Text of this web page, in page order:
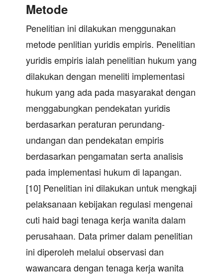
Metode
Penelitian ini dilakukan menggunakan
metode penlitian yuridis empiris. Penelitian
yuridis empiris ialah penelitian hukum yang
dilakukan dengan meneliti implementasi
hukum yang ada pada masyarakat dengan
menggabungkan pendekatan yuridis
berdasarkan peraturan perundang-
undangan dan pendekatan empiris
berdasarkan pengamatan serta analisis
pada implementasi hukum di lapangan.
[10] Penelitian ini dilakukan untuk mengkaji
pelaksanaan kebijakan regulasi mengenai
cuti haid bagi tenaga kerja wanita dalam
perusahaan. Data primer dalam penelitian
ini diperoleh melalui observasi dan
wawancara dengan tenaga kerja wanita